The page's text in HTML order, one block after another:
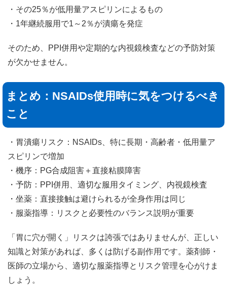
・その25％が低用量アスピリンによるもの
・1年継続服用で1～2％が潰瘍を発症
そのため、PPI併用や定期的な内視鏡検査などの予防対策
が欠かせません。
まとめ：NSAIDs使用時に気をつけるべき
こと
・胃潰瘍リスク：NSAIDs、特に長期・高齢者・低用量ア
スピリンで増加
・機序：PG合成阻害＋直接粘膜障害
・予防：PPI併用、適切な服用タイミング、内視鏡検査
・坐薬：直接接触は避けられるが全身作用は同じ
・服薬指導：リスクと必要性のバランス説明が重要
「胃に穴が開く」リスクは誇張ではありませんが、正しい
知識と対策があれば、多くは防げる副作用です。薬剤師・
医師の立場から、適切な服薬指導とリスク管理を心がけま
しょう。